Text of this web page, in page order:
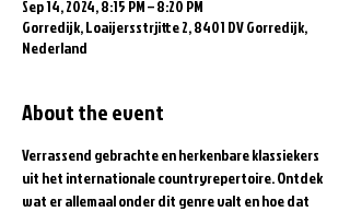
Sep 14, 2024, 8:15 PM – 8:20 PM
Gorredijk, Loaijersstrjitte 2, 8401 DV Gorredijk,
Nederland
About the event
Verrassend gebrachte en herkenbare klassiekers
uit het internationale countryrepertoire. Ontdek
wat er allemaal onder dit genre valt en hoe dat